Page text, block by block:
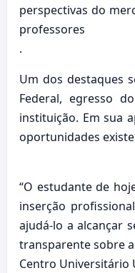
perspectivas do
professores
.
Um dos destaques
Federal, egresso
instituição. Em sua
oportunidades
“O estudante de
inserção
ajudá-lo a alcançar
transparente sobre
Centro Universitário